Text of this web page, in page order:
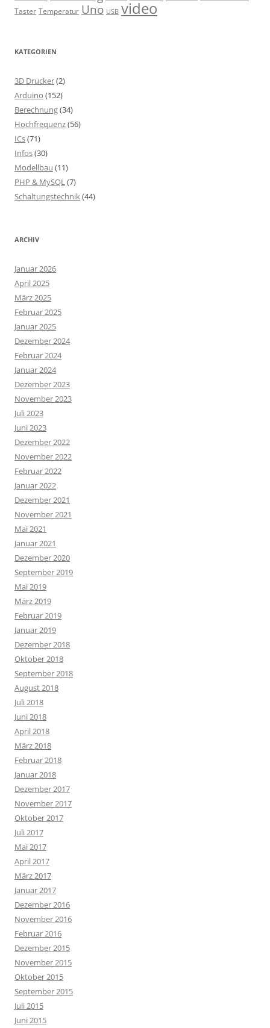
Taster Temperatur Uno USB video
KATEGORIEN
3D Drucker(2)
Arduino (152)
Berechnung(34)
Hochfrequenz(56)
ICs(71)
Infos(30)
Modellbau (11)
PHP & MySQL(7)
Schaltungstechnik(44)
ARCHIV
Januar 2026
April 2025
März 2025
Februar 2025
Januar 2025
Dezember 2024
Februar 2024
Januar 2024
Dezember 2023
November 2023
Juli 2023
Juni 2023
Dezember 2022
November 2022
Februar 2022
Januar 2022
Dezember 2021
November 2021
Mai 2021
Januar 2021
Dezember 2020
September 2019
Mai 2019
März 2019
Februar 2019
Januar 2019
Dezember 2018
Oktober 2018
September 2018
August 2018
Juli 2018
Juni 2018
April 2018
März 2018
Februar 2018
Januar 2018
Dezember 2017
November 2017
Oktober 2017
Juli 2017
Mai 2017
April 2017
März 2017
Januar 2017
Dezember 2016
November 2016
Februar 2016
Dezember 2015
November 2015
Oktober 2015
September 2015
Juli 2015
Juni 2015